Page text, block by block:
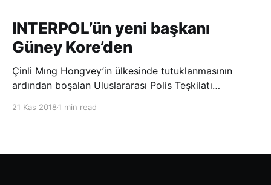
INTERPOL’ün yeni başkanı
Güney Kore’den
Çinli Mıng Hongvey’in ülkesinde tutuklanmasının
ardından boşalan Uluslararası Polis Teşkilatı
21 Kas 2018 1 min read